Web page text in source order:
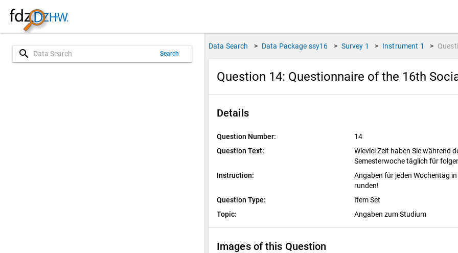
search Search
Data Search > Data Package ssy16 > Survey 1 > Instrument 1 >
Question 14: Questionnaire of the 16th
Details
Question Number:
14
Question Text:
Wieviel Zeit haben Sie während
Semesterwoche täglich für
Instruction:
Angaben für jeden Wochentag
runden!
Question Type:
Item Set
Topic:
Angaben zum Studium
Images of this Question